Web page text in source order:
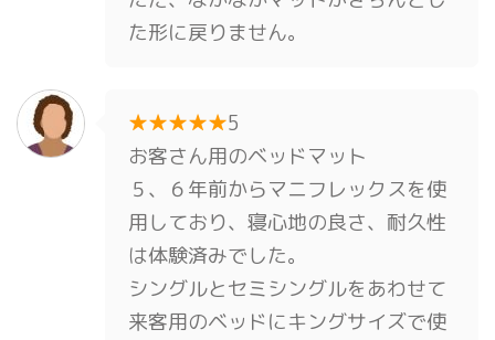
た形に戻りません。
★★★★★5
お客さん用のベッドマット
５、６年前からマニフレックスを使
用しており、寝心地の良さ、耐久性
は体験済みでした。
シングルとセミシングルをあわせて
来客用のベッドにキングサイズで使